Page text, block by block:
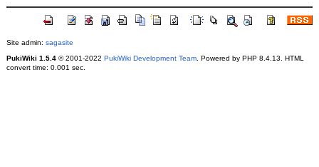
Site admin: sagasite
PukiWiki 1.5.4© 2001-2022 PukiWiki Development Team. Powered by PHP 8.4.13. HTML
convert time: 0.001 sec.